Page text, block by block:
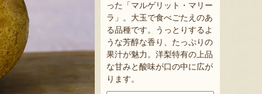
った「マルゲリット・マリー
ラ」。大玉で食べごたえのあ
る品種です。うっとりするよ
うな芳醇な香り、たっぷりの
果汁が魅力。洋梨特有の上品
な甘みと酸味が口の中に広が
ります。